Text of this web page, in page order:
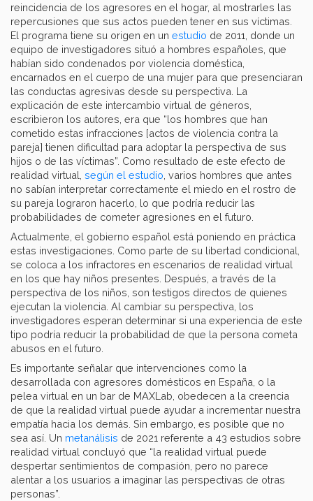
reincidencia de los agresores en el hogar, al mostrarles las
repercusiones que sus actos pueden tener en sus víctimas.
El programa tiene su origen en un estudio de 2011, donde un
equipo de investigadores situó a hombres españoles, que
habían sido condenados por violencia doméstica,
encarnados en el cuerpo de una mujer para que presenciaran
las conductas agresivas desde su perspectiva. La
explicación de este intercambio virtual de géneros,
escribieron los autores, era que “los hombres que han
cometido estas infracciones [actos de violencia contra la
pareja] tienen dificultad para adoptar la perspectiva de sus
hijos o de las víctimas”. Como resultado de este efecto de
realidad virtual, según el estudio , varios hombres que antes
no sabían interpretar correctamente el miedo en el rostro de
su pareja lograron hacerlo, lo que podría reducir las
probabilidades de cometer agresiones en el futuro.
Actualmente, el gobierno español está poniendo en práctica
estas investigaciones. Como parte de su libertad condicional,
se coloca a los infractores en escenarios de realidad virtual
en los que hay niños presentes. Después, a través de la
perspectiva de los niños, son testigos directos de quienes
ejecutan la violencia. Al cambiar su perspectiva, los
investigadores esperan determinar si una experiencia de este
tipo podría reducir la probabilidad de que la persona cometa
abusos en el futuro.
Es importante señalar que intervenciones como la
desarrollada con agresores domésticos en España, o la
pelea virtual en un bar de MAXLab, obedecen a la creencia
de que la realidad virtual puede ayudar a incrementar nuestra
empatía hacia los demás. Sin embargo, es posible que no
sea así. Un metanálisis de 2021 referente a 43 estudios sobre
realidad virtual concluyó que “la realidad virtual puede
despertar sentimientos de compasión, pero no parece
alentar a los usuarios a imaginar las perspectivas de otras
personas”.